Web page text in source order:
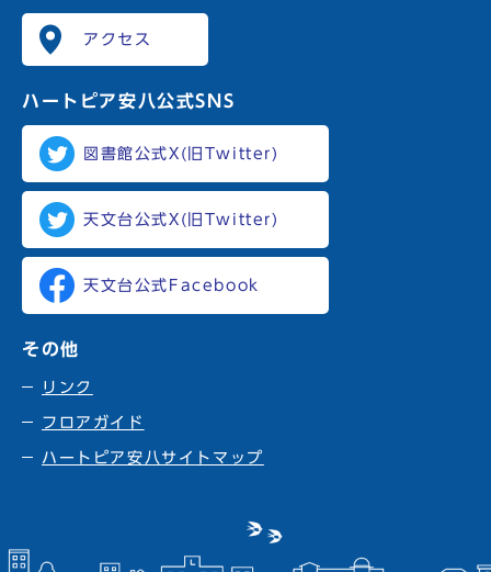
アクセス
ハートピア安八公式SNS
図書館公式X(旧Twitter)
天文台公式X(旧Twitter)
天文台公式Facebook
その他
リンク
フロアガイド
ハートピア安八サイトマップ